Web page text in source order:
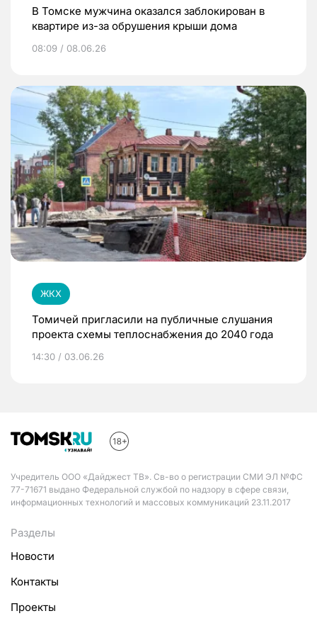
В Томске мужчина оказался заблокирован в
квартире из-за обрушения крыши дома
08:09 / 08.06.26
ЖКХ
Томичей пригласили на публичные слушания
проекта схемы теплоснабжения до 2040 года
14:30 / 03.06.26
Учредитель ООО «Дайджест ТВ». Св-во о регистрации СМИ ЭЛ №ФС
77-71671 выдано Федеральной службой по надзору в сфере связи,
информационных технологий и массовых коммуникаций 23.11.2017
Разделы
Новости
Контакты
Проекты